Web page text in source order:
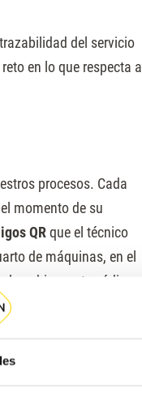
del servicio
en lo que respecta a
procesos. Cada
momento de su
QRque el técnico
de máquinas, en el
cabina, este código
si la lectura se